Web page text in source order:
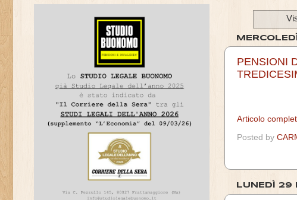
PENSIONI
Articolo
Posted by
LUNEDÌ 29